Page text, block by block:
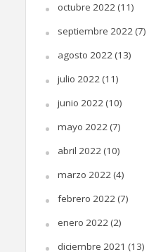
octubre 2022(11)
septiembre 2022(7)
agosto 2022(13)
julio 2022(11)
junio 2022(10)
mayo 2022(7)
abril 2022(10)
marzo 2022(4)
febrero 2022(7)
enero 2022(2)
diciembre 2021 (13)